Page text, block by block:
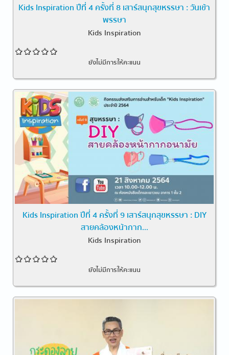
Kids Inspiration ปีที่ 4 ครั้งที่ 8 เสาร์สนุกสุขหรรษา : วันเข้า
พรรษา
Kids Inspiration
ยังไม่มีการให้คะแนน
Kids Inspiration ปีที่ 4 ครั้งที่ 9 เสาร์สนุกสุขหรรษา : DIY
สายคล้องหน้ากาก...
Kids Inspiration
ยังไม่มีการให้คะแนน